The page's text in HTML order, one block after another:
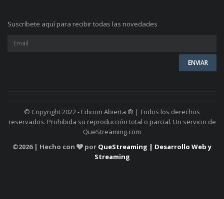
Suscríbete aquí para recibir todas las novedades
© Copyright 2022 - Edicion Abierta ® | Todos los derechos
reservados. Prohibida su reproducción total o parcial. Un servicio de
QueStreaming.com
©2026 | Hecho con por QueStreaming | Desarrollo Web y
Streaming